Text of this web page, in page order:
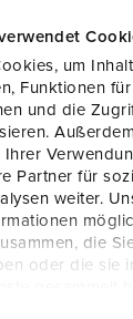
um
Funktionen
und die
Ihrer
Partner für
weiter.
die
oder die sie